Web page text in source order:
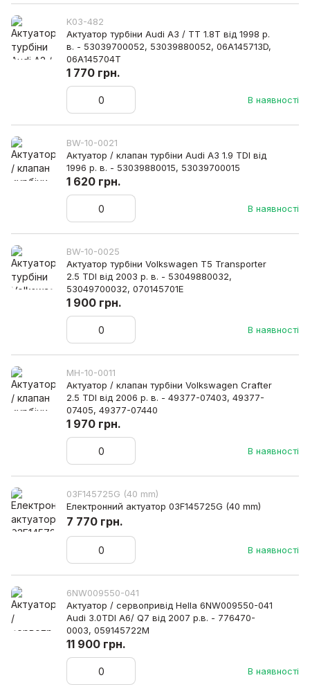
K03-482
Актуатор турбіни Audi A3 / TT 1.8T від 1998 р.
в. - 53039700052, 53039880052, 06A145713D,
06A145704T
В наявності
1 770 грн.
BW-10-0021
Актуатор / клапан турбіни Audi A3 1.9 TDI від
1996 р. в. - 53039880015, 53039700015
В наявності
1 620 грн.
BW-10-0025
Актуатор турбіни Volkswagen T5 Transporter
2.5 TDI від 2003 р. в. - 53049880032,
53049700032, 070145701E
В наявності
1 900 грн.
MH-10-0011
Актуатор / клапан турбіни Volkswagen Crafter
2.5 TDI від 2006 р. в. - 49377-07403, 49377-
07405, 49377-07440
В наявності
1 970 грн.
03F145725G (40 mm)
Електронний актуатор 03F145725G (40 mm)
В наявності
7 770 грн.
6NW009550-041
Актуатор / сервопривід Hella 6NW009550-041
Audi 3.0TDI A6/ Q7 від 2007 р.в. - 776470-
0003, 059145722M
В наявності
11 900 грн.